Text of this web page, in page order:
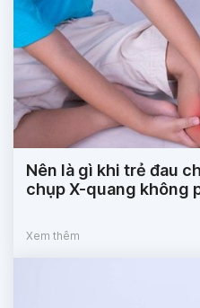
Nên là gì khi trẻ đau
chụp X-quang không
Xem thêm